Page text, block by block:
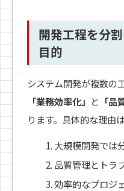
開発工程を分
目的
システム開発が複数の
「業務効率化」 と 「品
ります。具体的な理由
大規模開発では
品質管理とトラ
効率的なプロジ